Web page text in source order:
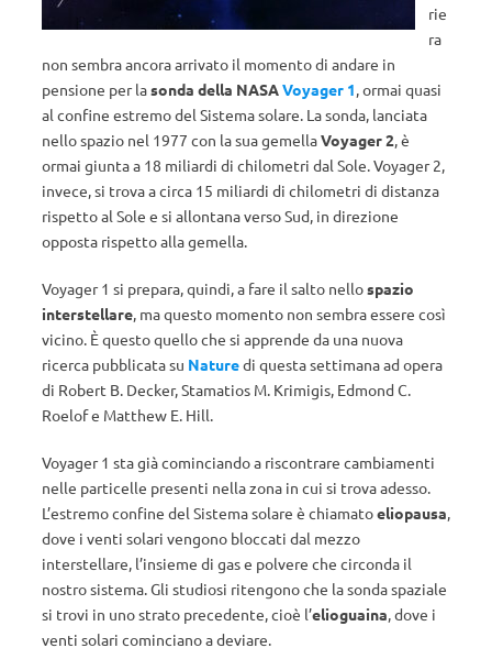
rie
ra
non sembra ancora arrivato il momento di andare in
pensione per lasonda della NASAVoyager 1, ormai quasi
al confine estremo del Sistema solare. La sonda, lanciata
nello spazio nel 1977 con la sua gemellaVoyager 2, è
ormai giunta a 18 miliardi di chilometri dal Sole. Voyager 2,
invece, si trova a circa 15 miliardi di chilometri di distanza
rispetto al Sole e si allontana verso Sud, in direzione
opposta rispetto alla gemella.
Voyager 1 si prepara, quindi, a fare il salto nellospazio
interstellare, ma questo momento non sembra essere così
vicino. È questo quello che si apprende da una nuova
ricerca pubblicata su Naturedi questa settimana ad opera
di Robert B. Decker, Stamatios M. Krimigis, Edmond C.
Roelof e Matthew E. Hill.
Voyager 1 sta già cominciando a riscontrare cambiamenti
nelle particelle presenti nella zona in cui si trova adesso.
L’estremo confine del Sistema solare è chiamatoeliopausa,
dove i venti solari vengono bloccati dal mezzo
interstellare, l’insieme di gas e polvere che circonda il
nostro sistema. Gli studiosi ritengono che la sonda spaziale
si trovi in uno strato precedente, cioè l’elioguaina, dove i
venti solari cominciano a deviare.